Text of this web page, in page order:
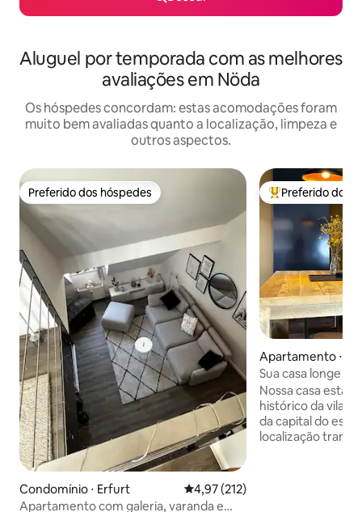
Aluguel por temporada com as melhores
avaliações em Nöda
Os hóspedes concordam: estas acomodações foram
muito bem avaliadas quanto a localização, limpeza e
outros aspectos.
Preferido dos hóspedes
Preferido dos hóspedes
Condomínio ⋅ Erfurt 4,97 de uma avaliação média de
4,97 (212)
Apartamento com galeria, varanda e
Entre os
Preferido dos
Apartamento ⋅
Sua casa longe
o centro
Nossa casa está
histórico da vila
da capital do
localização